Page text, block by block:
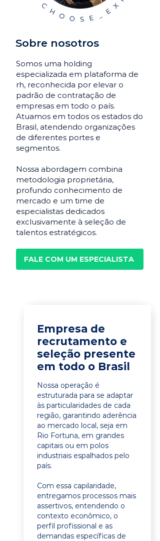
Sobre nosotros
Somos uma holding
especializada em plataforma de
rh, reconhecida por elevar o
padrão de contratação de
empresas em todo o país.
Atuamos em todos os estados do
Brasil, atendendo organizações
de diferentes portes e
segmentos.
Nossa abordagem combina
metodologia proprietária,
profundo conhecimento de
mercado e um time de
especialistas dedicados
exclusivamente à seleção de
talentos estratégicos.
FALE COM UM ESPECIALISTA
Empresa de
recrutamento e
seleção presente
em todo o Brasil
Nossa operação é
estruturada para se adaptar
às particularidades de cada
região, garantindo aderência
ao mercado local, seja em
Rio Fortuna, em grandes
capitais ou em polos
industriais espalhados pelo
país.
Com essa capilaridade,
entregamos processos mais
assertivos, entendendo o
contexto econômico, o
perfil profissional e as
demandas específicas de